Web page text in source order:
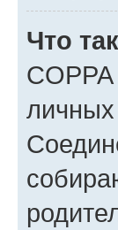
Что
личных